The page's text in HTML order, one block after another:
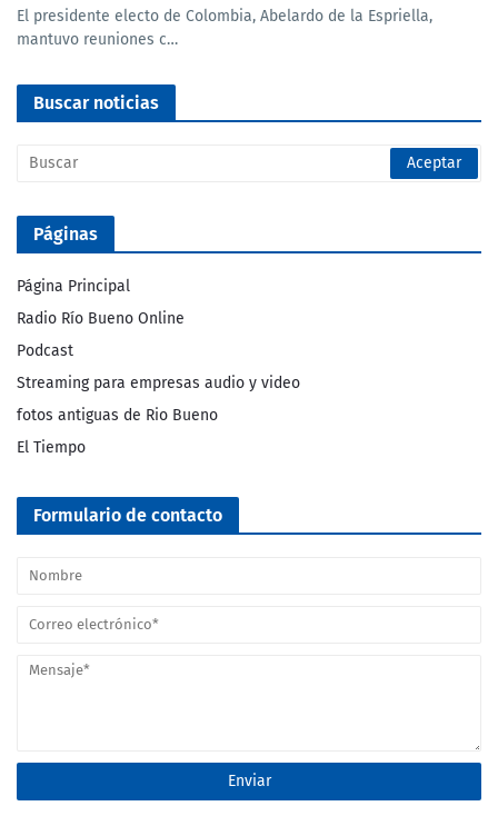
El presidente electo de Colombia, Abelardo de la Espriella,
mantuvo reuniones c…
Buscar noticias
Páginas
Página Principal
Radio Río Bueno Online
Podcast
Streaming para empresas audio y video
fotos antiguas de Rio Bueno
El Tiempo
Formulario de contacto